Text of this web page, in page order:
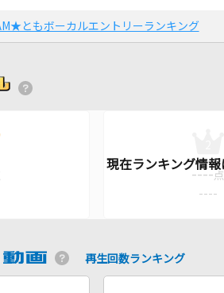
ともボーカルエントリーランキング
---- 点
----
再生回数ランキング